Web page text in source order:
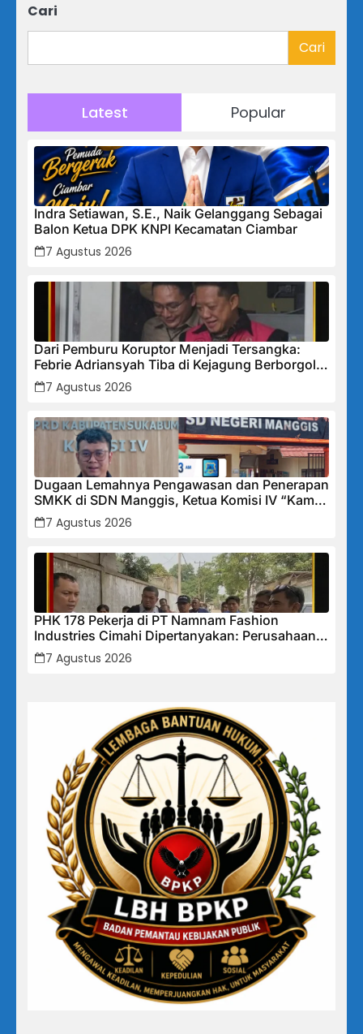
Cari
Cari
Latest Popular
Indra Setiawan, S.E., Naik Gelanggang Sebagai
Balon Ketua DPK KNPI Kecamatan Ciambar
7 Agustus 2026
Dari Pemburu Koruptor Menjadi Tersangka:
Febrie Adriansyah Tiba di Kejagung Berborgol,
Bawa Map Biru dan Senyum Penuh Teka-teki
7 Agustus 2026
Dugaan Lemahnya Pengawasan dan Penerapan
SMKK di SDN Manggis, Ketua Komisi IV “Kami
Tidak Akan Segan Menindak”
7 Agustus 2026
PHK 178 Pekerja di PT Namnam Fashion
Industries Cimahi Dipertanyakan: Perusahaan
Klaim Rugi, Laporan Keuangan Justru
Tunjukkan Penurunan Laba.
7 Agustus 2026